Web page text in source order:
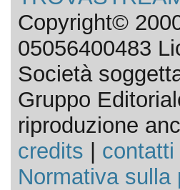
Copyright©
05056400483
Società
Gruppo
riproduzione
credits
contatti
Normativa sulla